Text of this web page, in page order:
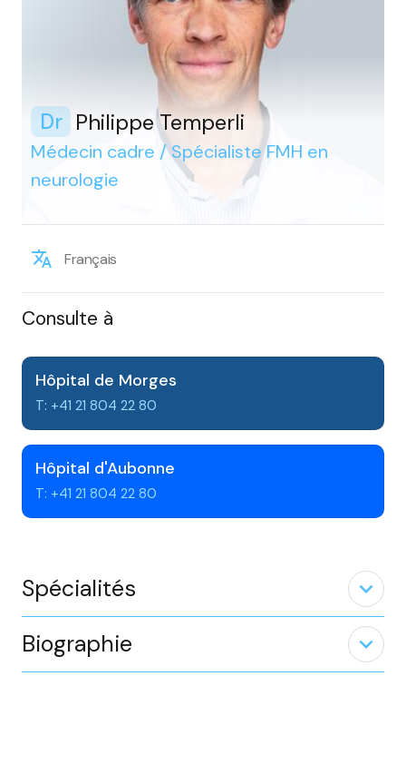
Dr Philippe Temperli
Médecin cadre / Spécialiste FMH en
neurologie
Français
Consulte à
Hôpital de Morges
T: +41 21 804 22 80
Hôpital d'Aubonne
T: +41 21 804 22 80
Spécialités expand_less
Biographie expand_less